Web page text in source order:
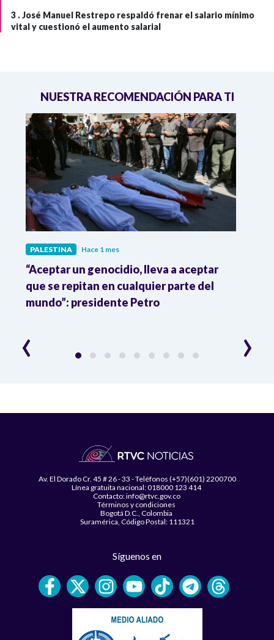
3 .José Manuel Restrepo respaldó frenar el salario mínimo
vital y cuestionó el aumento salarial
NUESTRA RECOMENDACIÓN PARA TI
PALESTINA Hace 1 mes
“Aceptar un genocidio, lleva a aceptar
que se repitan en cualquier parte del
mundo”: presidente Petro
‹ ›
Av. El Dorado Cr. 45 # 26 - 33 - Teléfonos (+57)(601) 2200700
Línea gratuita nacional: 018000 123 414
Contacto: info@rtvc.gov.co
Términos y condiciones
Bogotá D.C., Colombia
Suramérica, Código Postal: 111321
Síguenos en